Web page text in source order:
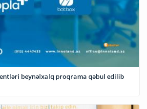
beynəlxalq proqrama qəbul edilib